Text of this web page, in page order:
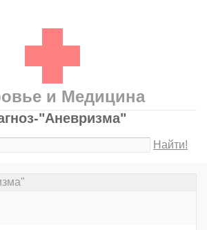
и Медицина
"Аневризма"
Найти!